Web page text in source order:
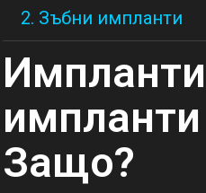
2. Зъбни импланти
Защо?